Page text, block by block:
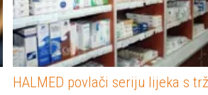
HALMED povlači seriju lijeka s